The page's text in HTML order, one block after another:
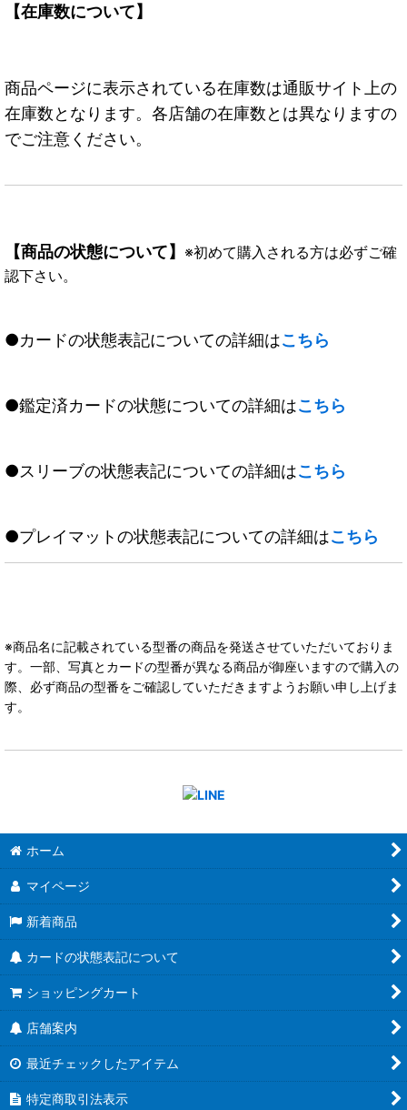
【在庫数について】
商品ページに表示されている在庫数は通販サイト上の
在庫数となります。各店舗の在庫数とは異なりますの
でご注意ください。
【商品の状態について】 ※初めて購入される方は必ずご確
認下さい。
●カードの状態表記についての詳細はこちら
●鑑定済カードの状態についての詳細はこちら
●スリーブの状態表記についての詳細はこちら
●プレイマットの状態表記についての詳細はこちら
※商品名に記載されている型番の商品を発送させていただいておりま
す。一部、写真とカードの型番が異なる商品が御座いますので購入の
際、必ず商品の型番をご確認していただきますようお願い申し上げま
す。
ホーム
マイページ
新着商品
カードの状態表記について
ショッピングカート
店舗案内
最近チェックしたアイテム
特定商取引法表示